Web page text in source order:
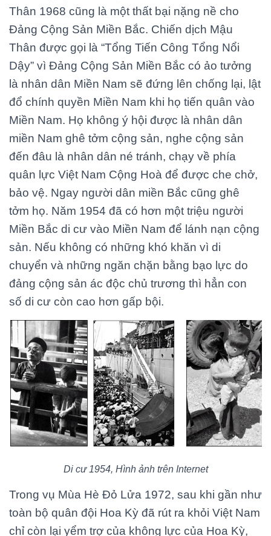
Thân 1968 cũng là một thất bại nặng nề cho
Đảng Cộng Sản Miền Bắc. Chiến dịch Mậu
Thân được gọi là “Tổng Tiến Công Tổng Nổi
Dậy” vì Đảng Cộng Sản Miền Bắc có ảo tưởng
là nhân dân Miền Nam sẽ đứng lên chống lại, lật
đổ chính quyền Miền Nam khi họ tiến quân vào
Miền Nam. Họ không ý hội được là nhân dân
miền Nam ghê tởm cộng sản, nghe cộng sản
đến đâu là nhân dân né tránh, chạy về phía
quân lực Việt Nam Cộng Hoà để được che chở,
bảo vệ. Ngay người dân miền Bắc cũng ghê
tởm họ. Năm 1954 đã có hơn một triệu người
Miền Bắc di cư vào Miền Nam để lánh nạn cộng
sản. Nếu không có những khó khăn vì di
chuyển và những ngăn chặn bằng bạo lực do
đảng cộng sản ác độc chủ trương thì hẳn con
số di cư còn cao hơn gấp bội.
Di cư 1954, Hình ảnh trên Internet
Trong vụ Mùa Hè Đỏ Lửa 1972, sau khi gần như
toàn bộ quân đội Hoa Kỳ đã rút ra khỏi Việt Nam
chỉ còn lại yểm trợ của không lực của Hoa Kỳ,